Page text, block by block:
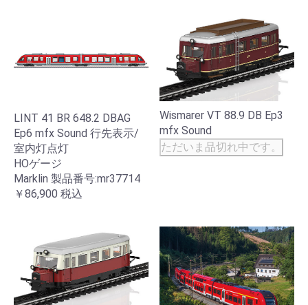
LINT 41 BR 648.2 DBAG
Ep6 mfx Sound 行先表示/
室内灯点灯
HOゲージ
Marklin 製品番号:mr37714
￥86,900 税込
Wismarer VT 88.9 DB Ep3
mfx Sound
ただいま品切れ中です。